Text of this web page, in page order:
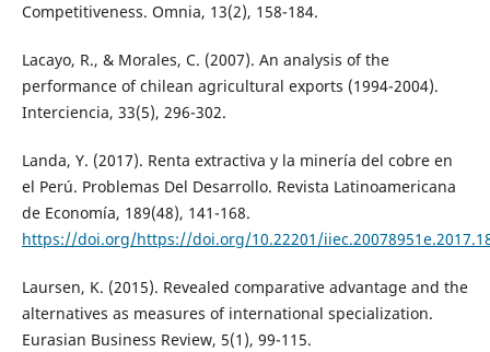
Competitiveness. Omnia, 13(2), 158-184.
Lacayo, R., & Morales, C. (2007). An analysis of the
performance of chilean agricultural exports (1994-2004).
Interciencia, 33(5), 296-302.
Landa, Y. (2017). Renta extractiva y la minería del cobre en
el Perú. Problemas Del Desarrollo. Revista Latinoamericana
de Economía, 189(48), 141-168.
https://doi.org/https://doi.org/10.22201/
Laursen, K. (2015). Revealed comparative advantage and the
alternatives as measures of international specialization.
Eurasian Business Review, 5(1), 99-115.